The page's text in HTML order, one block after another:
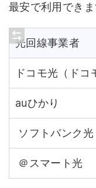
最安で利用できま
光回線事業者
ドコモ光（ドコ
auひかり
ソフトバンク光
＠スマート光